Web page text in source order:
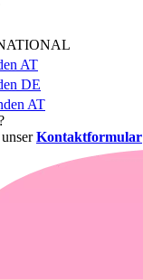
AT
DE
AT
Kontaktformular